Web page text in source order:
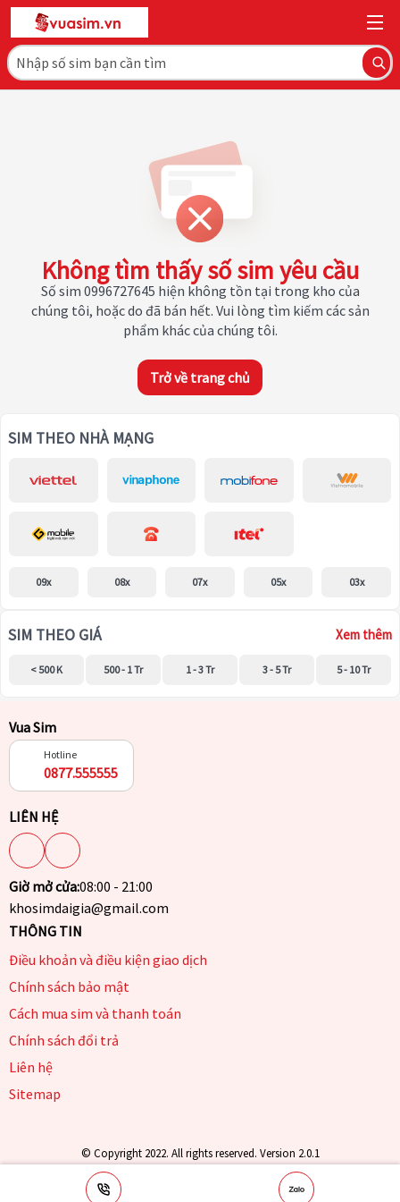
Không tìm thấy số sim yêu cầu
Số sim 0996727645 hiện không tồn tại trong kho của
chúng tôi, hoặc do đã bán hết. Vui lòng tìm kiếm các sản
phẩm khác của chúng tôi.
Trở về trang chủ
SIM THEO NHÀ MẠNG
09x 08x 07x 05x 03x
SIM THEO GIÁ Xem thêm
< 500 K 500 - 1 Tr 1 - 3 Tr 3 - 5 Tr 5 - 10 Tr
Vua Sim
Hotline
0877.555555
LIÊN HỆ
Giờ mở cửa:08:00 - 21:00
khosimdaigia@gmail.com
THÔNG TIN
Điều khoản và điều kiện giao dịch
Chính sách bảo mật
Cách mua sim và thanh toán
Chính sách đổi trả
Liên hệ
Sitemap
© Copyright 2022. All rights reserved. Version 2.0.1